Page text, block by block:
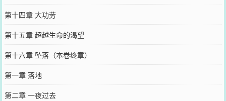
第十四章 大功劳
第十五章 超越生命的渴望
第十六章 坠落（本卷终章）
第一章 落地
第二章 一夜过去